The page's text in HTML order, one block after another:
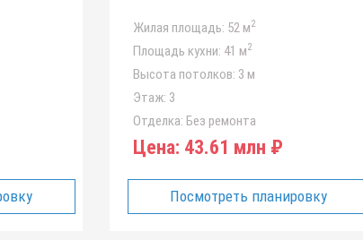
Жилая площадь: 52 м2
Площадь кухни: 41 м2
Высота потолков: 3 м
Этаж: 3
Отделка: Без ремонта
Цена: 43.61 млн ₽
Посмотреть планировку